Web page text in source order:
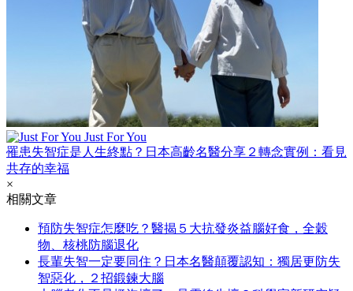
Just For You
罹患失智症是人生終點？日本高齡名醫分享２轉念實例：看見
共存的幸福
×
相關文章
預防失智症怎麼吃？醫揭５大抗發炎益腦好食，全穀
物、核桃防腦退化
長輩失智一定要同住？日本名醫顛覆認知：獨居更防失
智惡化，２招鍛鍊大腦